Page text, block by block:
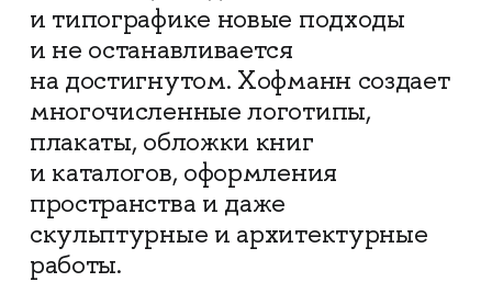
и типографике новые подходы
и не останавливается
на достигнутом. Хофманн создает
многочисленные логотипы,
плакаты, обложки книг
и каталогов, оформления
пространства и даже
скульптурные и архитектурные
работы.